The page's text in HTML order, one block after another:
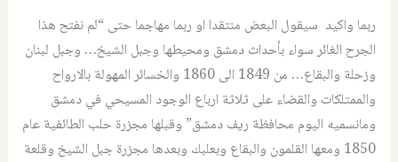
ربما واكيد سيقول البعض منتقدا او ربما مهاجما حتى “لم نفتح هذا
الجرح الغائر سواء بأحداث دمشق ومحيطها وجبل الشيخ… وجبل لبنان
وزحلة والبقاع… من 1849 الى 1860 والخسائر المهولة بالارواح
والممتلكات والقضاء على ثلاثة ارباع الوجود المسيحي في دمشق
ومانسميه اليوم محافظة ريف دمشق” وقبلها مجزرة حلب الطائفية عام
1850 ومعها القلمون والبقاع وبعلبك وبعدها مجزرة جبل الشيخ وقلعة